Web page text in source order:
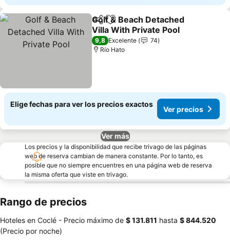
CompartirAgregar a favoritos
Golf & Beach Detached
Villa With Private Pool
Ver precios
9,8 Excelente
74
Río Hato
Elige fechas para ver los precios exactos
Ver precios
Ver más
Los precios y la disponibilidad que recibe trivago de las páginas
web de reserva cambian de manera constante. Por lo tanto, es
posible que no siempre encuentres en una página web de reserva
la misma oferta que viste en trivago.
Rango de precios
Hoteles en Coclé - Precio máximo de ‎$ 131.811 hasta ‎$ 844.520
(Precio por noche)